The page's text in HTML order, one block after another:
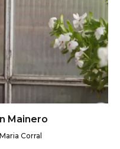
Mainero
Corral